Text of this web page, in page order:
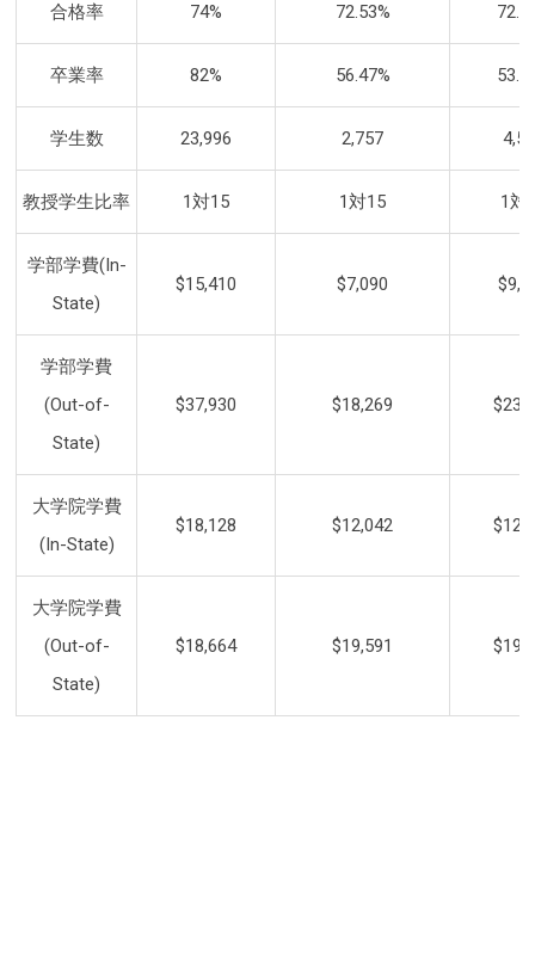
合格率 74% 72.53%
卒業率 82% 56.47%
学生数 23,996 2,757
教授学生比率 1対15 1対15 1対
学部学費(In-
State)
$15,410 $7,090
学部学費
(Out-of-
State)
$37,930 $18,269
大学院学費
(In-State)
$18,128 $12,042
大学院学費
(Out-of-
State)
$18,664 $19,591